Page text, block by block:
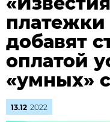
добавят
оплатой
«умных»
13.12 2022